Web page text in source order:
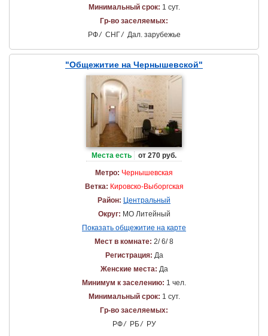
Минимальный срок: 1 сут.
Гр-во заселяемых:
РФ/ СНГ/ Дал. зарубежье
"Общежитие на Чернышевской"
Места есть от 270 руб.
Метро: Чернышевская
Ветка: Кировско-Выборгская
Район: Центральный
Округ: МО Литейный
Показать общежитие на карте
Мест в комнате: 2/ 6/ 8
Регистрация: Да
Женские места: Да
Минимум к заселению: 1 чел.
Минимальный срок: 1 сут.
Гр-во заселяемых:
РФ/ РБ/ РУ